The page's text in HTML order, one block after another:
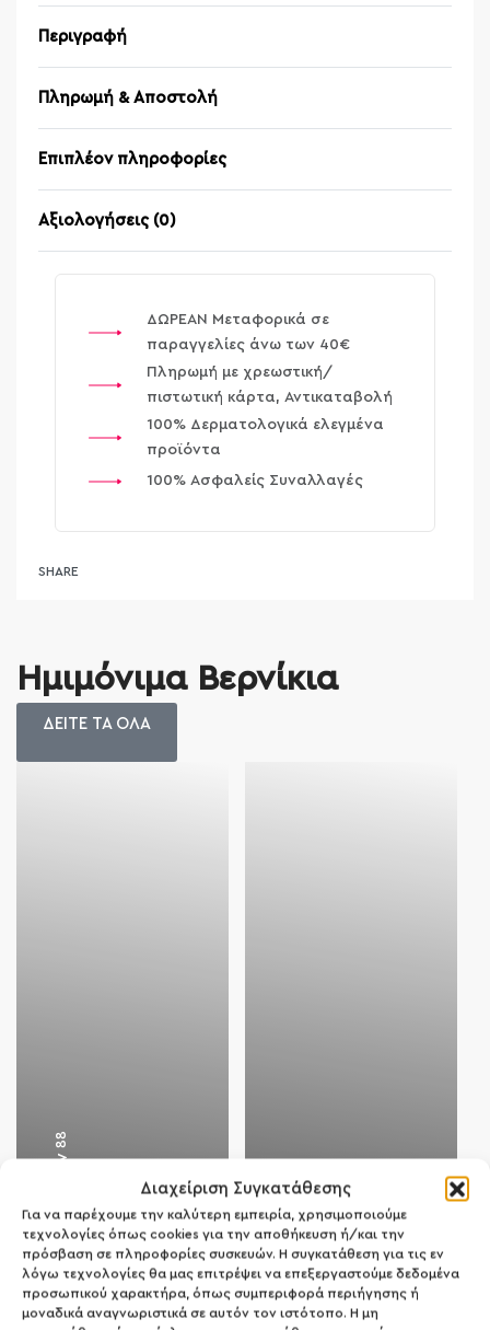
Διαχείριση Συγκατάθεσης
Για να παρέχουμε την καλύτερη εμπειρία, χρησιμοποιούμε
τεχνολογίες όπως cookies για την αποθήκευση ή/και την
πρόσβαση σε πληροφορίες συσκευών. Η συγκατάθεση για τις εν
λόγω τεχνολογίες θα μας επιτρέψει να επεξεργαστούμε δεδομένα
προσωπικού χαρακτήρα, όπως συμπεριφορά περιήγησης ή
μοναδικά αναγνωριστικά σε αυτόν τον ιστότοπο. Η μη
Περιγραφή
Πληρωμή & Αποστολή
Επιπλέον πληροφορίες
Αξιολογήσεις (0)
ΔΩΡΕΑΝ Μεταφορικά σε
παραγγελίες άνω των 40€
Πληρωμή με χρεωστική/
πιστωτική κάρτα, Αντικαταβολή
100% Δερματολογικά ελεγμένα
προϊόντα
100% Ασφαλείς Συναλλαγές
SHARE
Ημιμόνιμα Βερνίκια
ΔΕΙΤΕ ΤΑ ΟΛΑ
The Gel Crew
88
Bluesky
53
01 — 05